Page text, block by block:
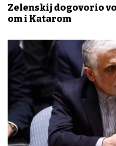
Zelenskij dogovorio
om i Katarom